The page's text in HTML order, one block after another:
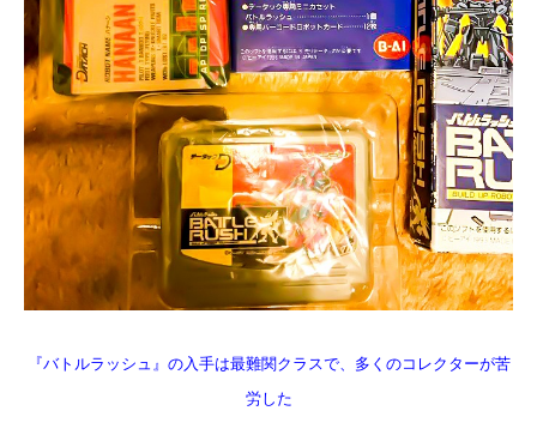
『バトルラッシュ』の入手は最難関クラスで、多くのコレクターが苦
労した